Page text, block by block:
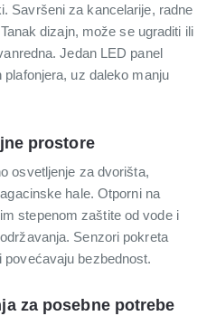
Savršeni za kancelarije, radne
dizajn, može se ugraditi ili
Jedan LED panel
uz daleko manju
prostore
osvetljenje za dvorišta,
hale. Otporni na
stepenom zaštite od vode i
Senzori pokreta
povećavaju bezbednost.
za posebne potrebe